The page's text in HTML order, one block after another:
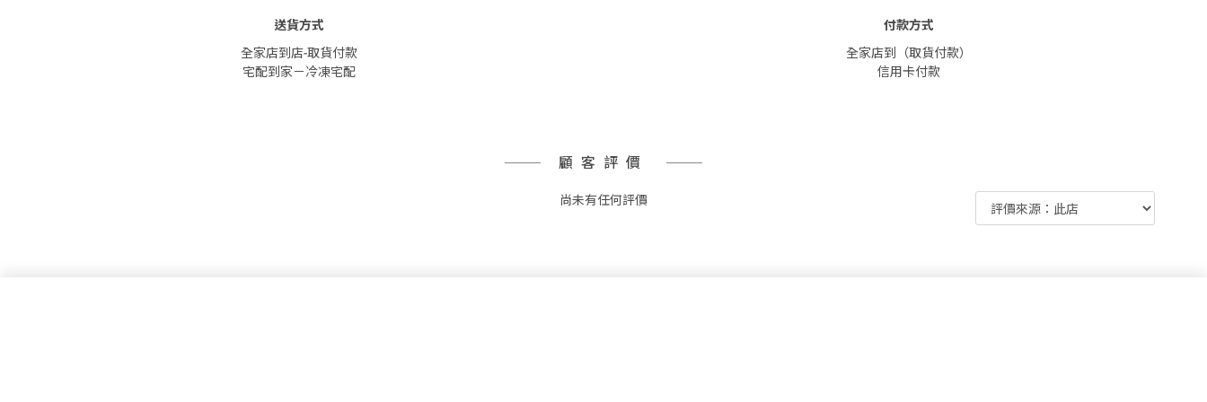
送貨方式
全家店到店-取貨付款
宅配到家－冷凍宅配
付款方式
全家店到（取貨付款）
信用卡付款
顧客評價
尚未有任何評價